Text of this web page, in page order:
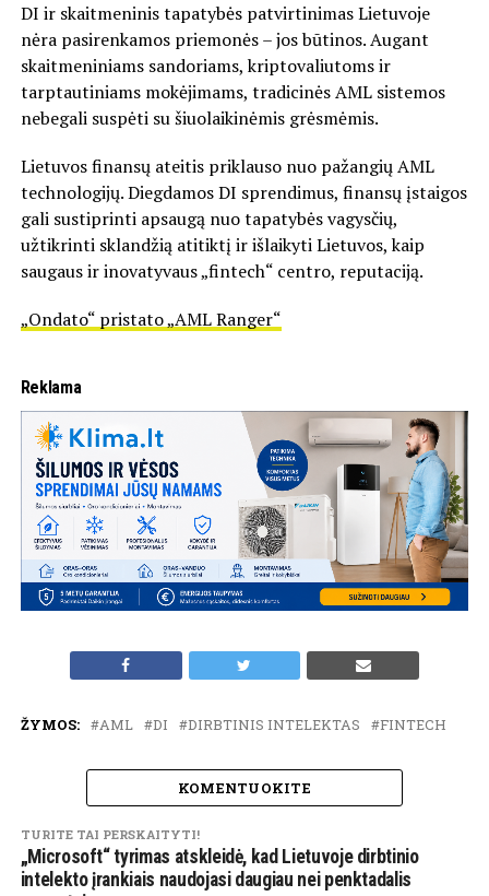
DI ir skaitmeninis tapatybės patvirtinimas Lietuvoje
nėra pasirenkamos priemonės – jos būtinos. Augant
skaitmeniniams sandoriams, kriptovaliutoms ir
tarptautiniams mokėjimams, tradicinės AML sistemos
nebegali suspėti su šiuolaikinėmis grėsmėmis.
Lietuvos finansų ateitis priklauso nuo pažangių AML
technologijų. Diegdamos DI sprendimus, finansų įstaigos
gali sustiprinti apsaugą nuo tapatybės vagysčių,
užtikrinti sklandžią atitiktį ir išlaikyti Lietuvos, kaip
saugaus ir inovatyvaus „fintech“ centro, reputaciją.
„Ondato“ pristato „AML Ranger“
Reklama
ŽYMOS: AML DI DIRBTINIS INTELEKTAS FINTECH
KOMENTUOKITE
TURITE TAI PERSKAITYTI!
„Microsoft“ tyrimas atskleidė, kad Lietuvoje dirbtinio
intelekto įrankiais naudojasi daugiau nei penktadalis